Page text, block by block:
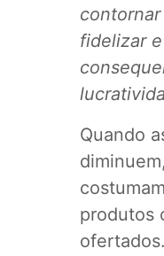
fidelizar
Quando
produtos